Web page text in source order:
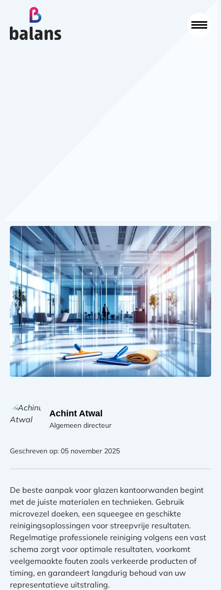
Achint Atwal
Algemeen directeur
Geschreven op: 05 november 2025
De beste aanpak voor glazen kantoorwanden begint
met de juiste materialen en technieken. Gebruik
microvezel doeken, een squeegee en geschikte
reinigingsoplossingen voor streepvrije resultaten.
Regelmatige professionele reiniging volgens een vast
schema zorgt voor optimale resultaten, voorkomt
veelgemaakte fouten zoals verkeerde producten of
timing, en garandeert langdurig behoud van uw
representatieve uitstraling.